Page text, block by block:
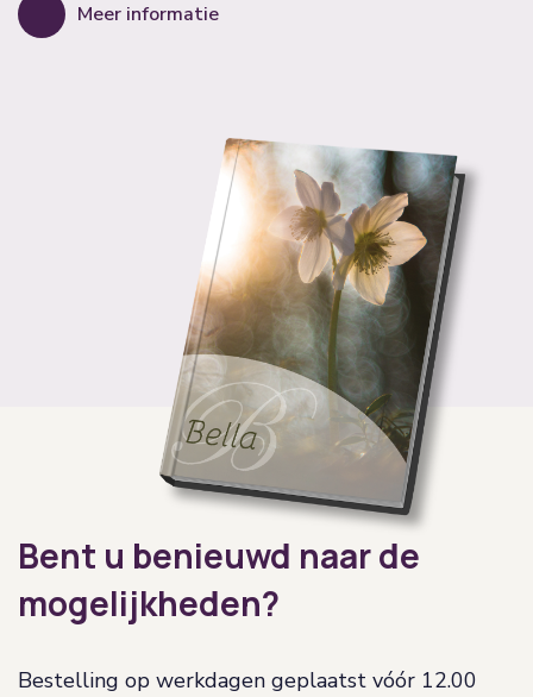
Meer informatie
Bent u benieuwd naar de
mogelijkheden?
Bestelling op werkdagen geplaatst vóór 12.00